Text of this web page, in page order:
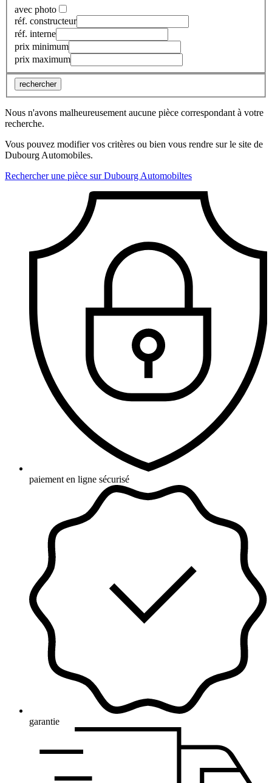
avec photo
réf. constructeur
réf. interne
prix minimum
prix maximum
rechercher
Nous n'avons malheureusement aucune pièce correspondant à votre
recherche.
Vous pouvez modifier vos critères ou bien vous rendre sur le site de
Dubourg Automobiles.
Rechercher une pièce sur Dubourg Automobiltes
paiement en ligne sécurisé
garantie